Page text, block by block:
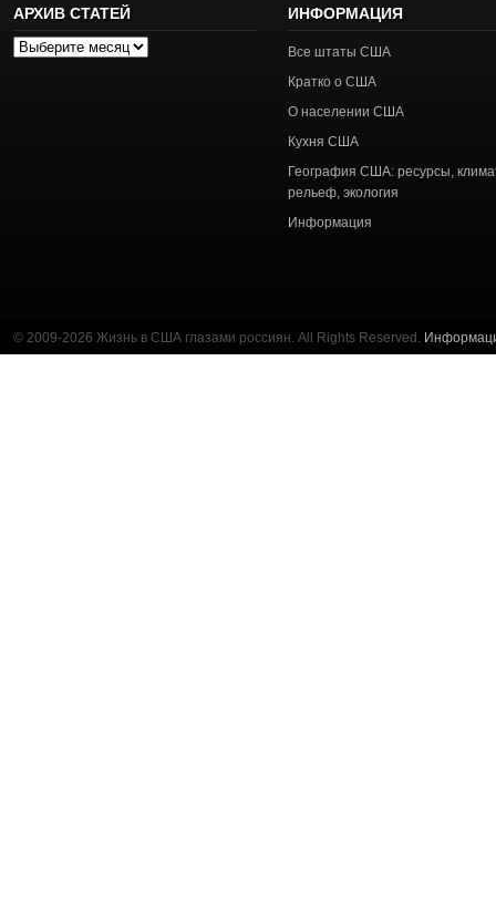
АРХИВ СТАТЕЙ
Архив
ИНФОРМАЦИЯ
Все штаты США
Кратко о США
О населении США
Кухня США
География США: ресурсы,
рельеф, экология
Информация
© 2009-2026 Жизнь в США глазами россиян. All Rights Reserved.